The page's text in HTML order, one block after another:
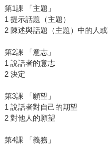
第1課 「主題」
1 提示話題（主題）
2 陳述與話題（主題）中的人
第2課 「意志」
1 說話者的意志
2 決定
第3課 「願望」
1 說話者對自己的期望
2 對他人的願望
第4課 「義務」